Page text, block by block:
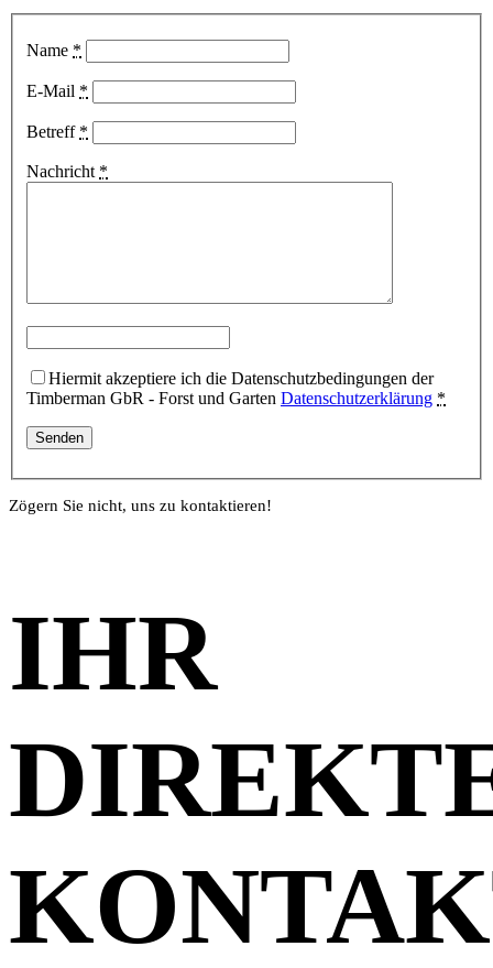
Name *
E-Mail *
Betreff *
Nachricht *
Hiermit akzeptiere ich die Datenschutzbedingungen der
Timberman GbR - Forst und Garten Datenschutzerklärung *
Zögern Sie nicht, uns zu kontaktieren!
IHR